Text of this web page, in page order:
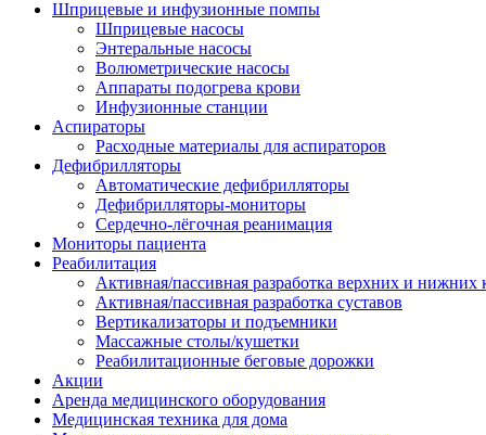
Шприцевые и инфузионные помпы
Шприцевые насосы
Энтеральные насосы
Волюметрические насосы
Аппараты подогрева крови
Инфузионные станции
Аспираторы
Расходные материалы для аспираторов
Дефибрилляторы
Автоматические дефибрилляторы
Дефибрилляторы-мониторы
Сердечно-лёгочная реанимация
Мониторы пациента
Реабилитация
Активная/пассивная разработка верхних и нижних
Активная/пассивная разработка суставов
Вертикализаторы и подъемники
Массажные столы/кушетки
Реабилитационные беговые дорожки
Акции
Аренда медицинского оборудования
Медицинская техника для дома